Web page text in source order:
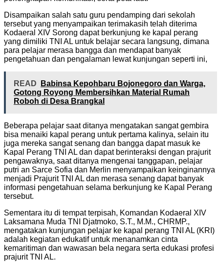
Disampaikan salah satu guru pendamping dari sekolah
tersebut yang menyampaikan terimakasih telah diterima
Kodaeral XIV Sorong dapat berkunjung ke kapal perang
yang dimiliki TNI AL untuk belajar secara langsung, dimana
para pelajar merasa bangga dan mendapat banyak
pengetahuan dan pengalaman lewat kunjungan seperti ini,
READ
Babinsa Kepohbaru Bojonegoro dan Warga,
Gotong Royong Membersihkan Material Rumah
Roboh di Desa Brangkal
Beberapa pelajar saat ditanya mengatakan sangat gembira
bisa menaiki kapal perang untuk pertama kalinya, selain itu
juga mereka sangat senang dan bangga dapat masuk ke
Kapal Perang TNI AL dan dapat berinteraksi dengan prajurit
pengawaknya, saat ditanya mengenai tanggapan, pelajar
putri an Sarce Sofia dan Merlin menyampaikan keinginannya
menjadi Prajurit TNI AL dan merasa senang dapat banyak
informasi pengetahuan selama berkunjung ke Kapal Perang
tersebut.
Sementara itu di tempat terpisah, Komandan Kodaeral XIV
Laksamana Muda TNI Djatmoko, S.T., M.M., CHRMP.,
mengatakan kunjungan pelajar ke kapal perang TNI AL (KRI)
adalah kegiatan edukatif untuk menanamkan cinta
kemaritiman dan wawasan bela negara serta edukasi profesi
prajurit TNI AL.